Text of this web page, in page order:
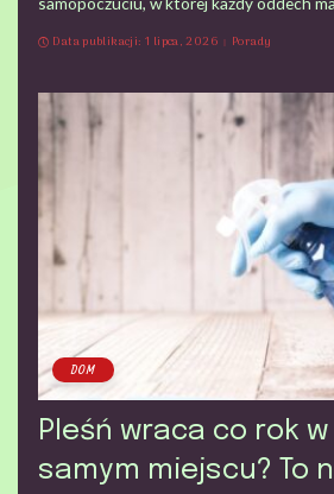
Data publikacji: 1 lipca, 2026
Porady
DOM
Pleśń wraca co rok
samym miejscu? To